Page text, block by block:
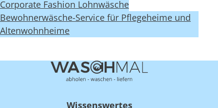
Corporate Fashion Lohnwäsche
Bewohnerwäsche-Service für Pflegeheime und
Altenwohnheime
Wissenswertes